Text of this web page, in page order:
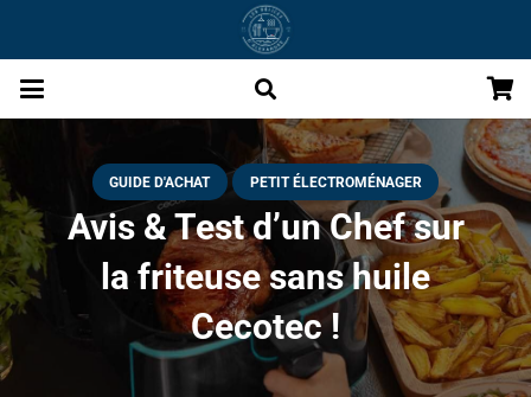
GUIDE D'ACHAT PETIT ÉLECTROMÉNAGER
Avis & Test d’un Chef sur
la friteuse sans huile
Cecotec !